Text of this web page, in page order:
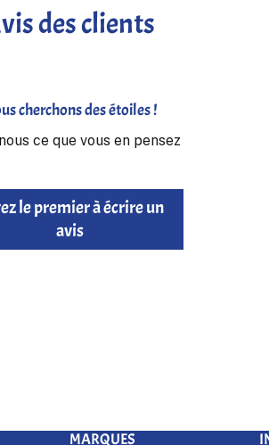
des clients
cherchons des étoiles !
ce que vous en pensez
le premier à écrire un
avis
MARQUES